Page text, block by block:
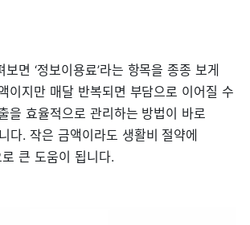
면 ‘정보이용료’라는 항목을 종종 보게
이지만 매달 반복되면 부담으로 이어질 수
을 효율적으로 관리하는 방법이 바로
다. 작은 금액이라도 생활비 절약에
큰 도움이 됩니다.